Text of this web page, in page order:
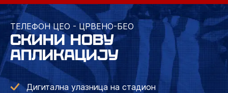
ТЕЛЕФОН ЦЕО - ЦРВЕНО-БЕО
СКИНИ НОВУ
АПЛИКАЦИЈУ
Дигитална улазница на стадион